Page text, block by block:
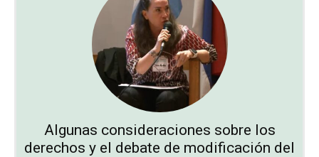
Algunas consideraciones sobre los
derechos y el debate de modificación del